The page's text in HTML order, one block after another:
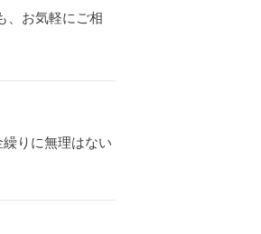
、お気軽にご相
りに無理はない